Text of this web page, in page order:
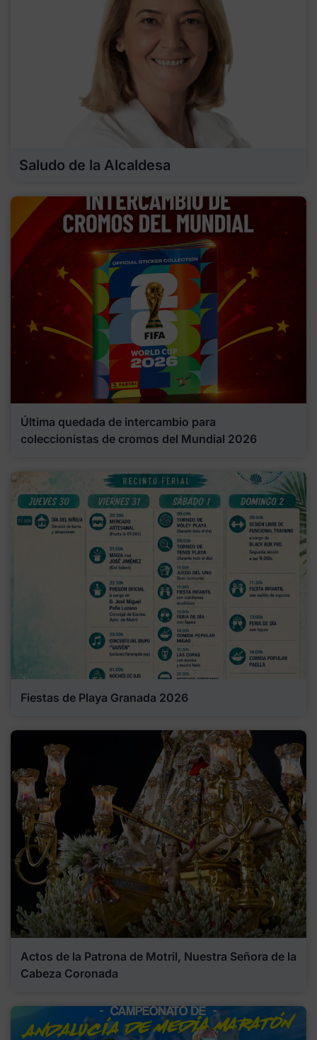
Saludo de la Alcaldesa
Última quedada de intercambio para
coleccionistas de cromos del Mundial 2026
Fiestas de Playa Granada 2026
Actos de la Patrona de Motril, Nuestra Señora de la
Cabeza Coronada